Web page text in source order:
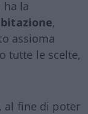
ha la
,
assioma
tutte le scelte,
al fine di poter